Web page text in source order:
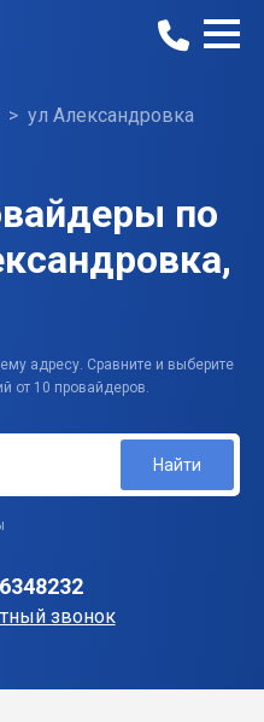
ул Александровка
по
адресу. Сравните и выберите
от 10 провайдеров.
Найти
звонок